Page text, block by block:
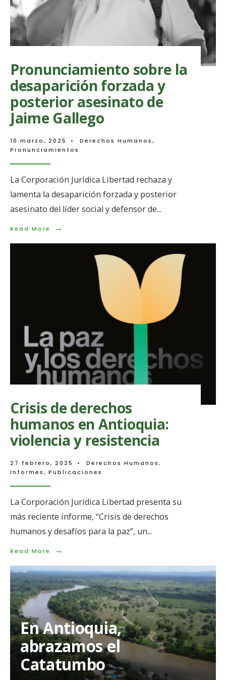
en
Énfasis
en
Personas
Pronunciamiento sobre la
desaparición forzada y
posterior asesinato de
Jaime Gallego
10 marzo, 2025 • Derechos Humanos,
Pronunciamientos
La Corporación Jurídica Libertad rechaza y
lamenta la desaparición forzada y posterior
asesinato del líder social y defensor de...
Read More →
Read
desaparición
Gallego
Crisis de derechos
humanos en Antioquia:
violencia y resistencia
27 febrero, 2025 • Derechos Humanos,
Informes, Publicaciones
La Corporación Jurídica Libertad presenta su
más reciente informe, “Crisis de derechos
humanos y desafíos para la paz”, un...
Read More →
Read
Crisis
de
derechos
humanos
en
Antioquia:
violencia
y
resistencia
En Antioquia,
abrazamos el
Catatumbo